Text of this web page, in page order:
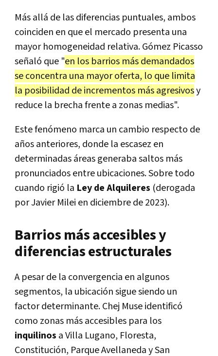
Más allá de las diferencias puntuales, ambos
coinciden en que el mercado presenta una
mayor homogeneidad relativa. Gómez Picasso
señaló que "en los barrios más demandados
se concentra una mayor oferta, lo que limita
la posibilidad de incrementos más agresivosy
reduce la brecha frente a zonas medias".
Este fenómeno marca un cambio respecto de
años anteriores, donde la escasez en
determinadas áreas generaba saltos más
pronunciados entre ubicaciones. Sobre todo
cuando rigió la Ley de Alquileres (derogada
por Javier Milei en diciembre de 2023).
Barrios más accesibles y
diferencias estructurales
A pesar de la convergencia en algunos
segmentos, la ubicación sigue siendo un
factor determinante. Chej Muse identificó
como zonas más accesibles para los
inquilinos a Villa Lugano, Floresta,
Constitución, Parque Avellaneda y San